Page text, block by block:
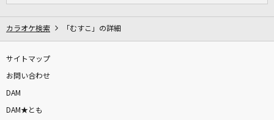
カラオケ検索 「むすこ」の詳細
サイトマップ
お問い合わせ
DAM
DAM★とも